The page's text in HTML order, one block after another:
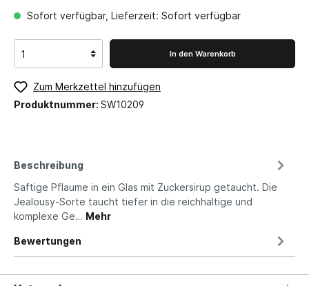
Sofort verfügbar, Lieferzeit: Sofort verfügbar
In den Warenkorb
Zum Merkzettel hinzufügen
Produktnummer: SW10209
Beschreibung
Saftige Pflaume in ein Glas mit Zuckersirup getaucht. Die
Jealousy-Sorte taucht tiefer in die reichhaltige und
komplexe Ge… Mehr
Bewertungen